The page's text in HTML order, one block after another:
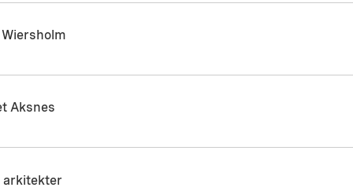
Aksnes
arkitekter